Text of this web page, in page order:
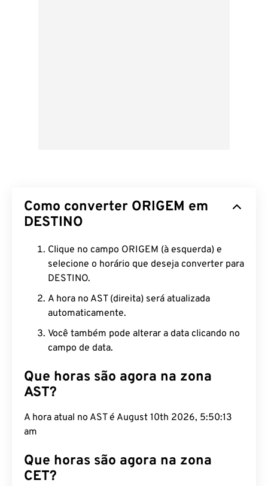
Como converter ORIGEM em
DESTINO
Clique no campo ORIGEM (à esquerda) e
selecione o horário que deseja converter para
DESTINO.
A hora no AST (direita) será atualizada
automaticamente.
Você também pode alterar a data clicando no
campo de data.
Que horas são agora na zona
AST?
A hora atual no AST é August 10th 2026, 5:50:14
am
Que horas são agora na zona
CET?